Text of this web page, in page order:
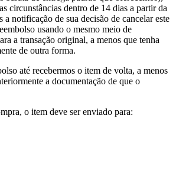
circunstâncias dentro de 14 dias a partir da
a notificação de sua decisão de cancelar este
usando o mesmo meio de
a transação original, a menos que tenha
de outra forma.
até recebermos o item de volta, a menos
a documentação de que o
o item deve ser enviado para: